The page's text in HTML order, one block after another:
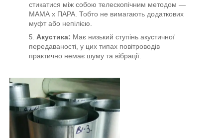
стикатися між собою телескопічним методом —
МАМА х ПАРА. Тобто не вимагають додаткових
муфт або непілією.
Акустика: Має низький ступінь акустичної
передаваності, у цих типах повітроводів
практично немає шуму та вібрації.